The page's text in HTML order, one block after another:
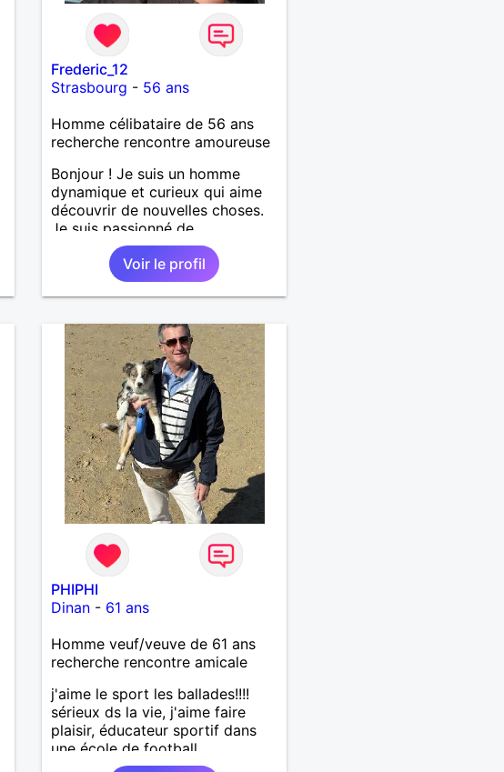
Frederic_12
Strasbourg - 56 ans
Homme célibataire de 56 ans
recherche rencontre amoureuse
Bonjour ! Je suis un homme
dynamique et curieux qui aime
découvrir de nouvelles choses.
Je suis passionné de
sport,musique douce,ballade et
autres J'adore passer du temps
avec mes proches et partager
des moments inoubliables.
Voir le profil
PHIPHI
Dinan - 61 ans
Homme veuf/veuve de 61 ans
recherche rencontre amicale
j'aime le sport les ballades!!!!
sérieux ds la vie, j'aime faire
plaisir, éducateur sportif dans
une école de football .